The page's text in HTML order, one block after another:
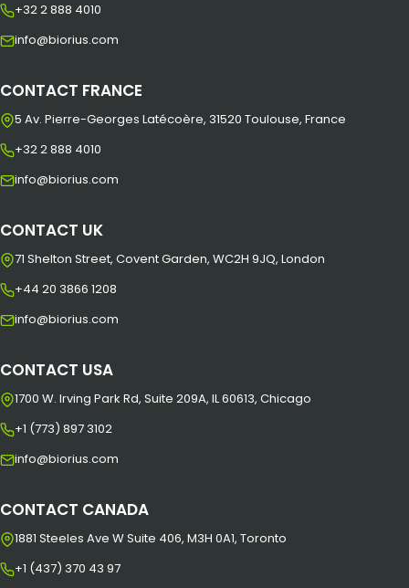
+32 2 888 4010
info@biorius.com
CONTACT FRANCE
5 Av. Pierre-Georges Latécoère, 31520 Toulouse, France
+32 2 888 4010
info@biorius.com
CONTACT UK
71 Shelton Street, Covent Garden, WC2H 9JQ, London
+44 20 3866 1208
info@biorius.com
CONTACT USA
1700 W. Irving Park Rd, Suite 209A, IL 60613, Chicago
+1 (773) 897 3102
info@biorius.com
CONTACT CANADA
1881 Steeles Ave W Suite 406, M3H 0A1, Toronto
+1 (437) 370 43 97